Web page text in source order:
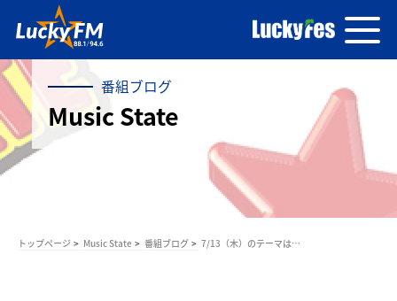
番組ブログ
Music State
トップページ Music State 番組ブログ 7/13（木）のテーマは…